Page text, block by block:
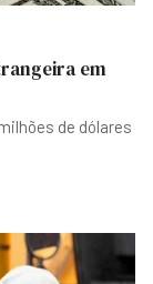
em
de dólares